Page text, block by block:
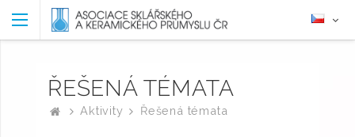
ŘEŠENÁ TÉMATA
Aktivity Řešená témata